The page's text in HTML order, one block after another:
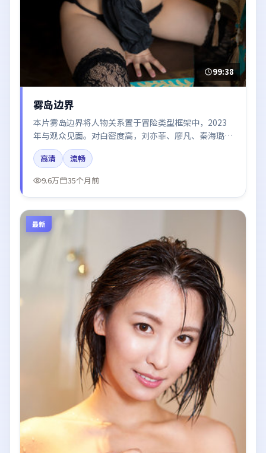
99:38
雾岛边界
本片雾岛边界将人物关系置于冒险类型框架中，2023
年与观众见面。对白密度高，刘亦菲、廖凡、秦海璐、
易烊千玺、河正宇的台词节奏值得关注；整体气质偏中
国大陆都市与冷色调摄影。
高清
流畅
9.6万
35个月前
最新